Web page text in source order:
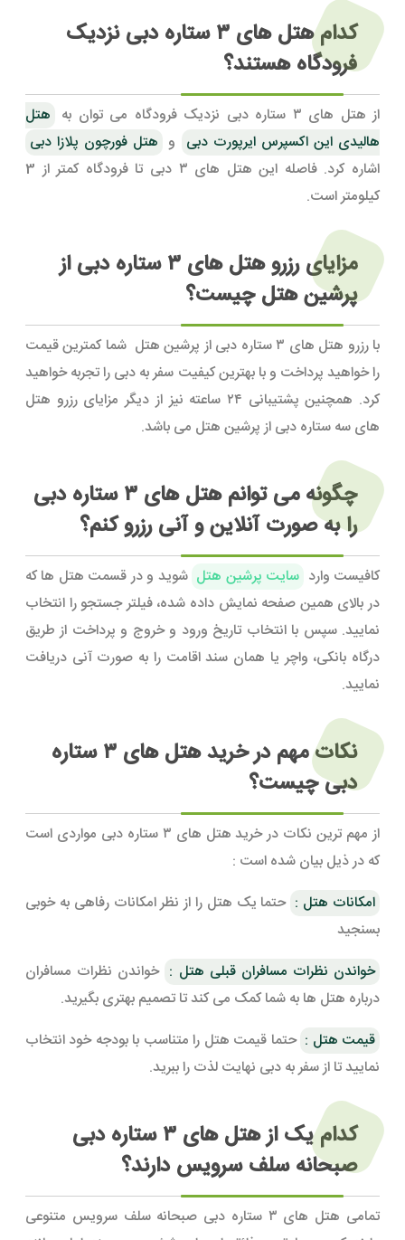
کدام هتل های ۳ ستاره دبی نزدیک
فرودگاه هستند؟
از هتل های ۳ ستاره دبی نزدیک فرودگاه می توان به
هتل
هالیدی این اکسپرس ایرپورت دبی و هتل فورچون پلازا دبی
اشاره کرد. فاصله این هتل های ۳ دبی تا فرودگاه کمتر از 3
کیلومتر است.
مزایای رزرو هتل های ۳ ستاره دبی از
پرشین هتل چیست؟
با رزرو هتل های ۳ ستاره دبی از پرشین هتل شما کمترین قیمت
را خواهید پرداخت و با بهترین کیفیت سفر به دبی را تجربه خواهید
کرد. همچنین پشتیبانی ۲۴ ساعته نیز از دیگر مزایای رزرو هتل
های سه ستاره دبی از پرشین هتل می باشد.
چگونه می توانم هتل های ۳ ستاره دبی
را به صورت آنلاین و آنی رزرو کنم؟
کافیست وارد سایت پرشین هتل شوید و در قسمت هتل ها که
در بالای همین صفحه نمایش داده شده، فیلتر جستجو را انتخاب
نمایید. سپس با انتخاب تاریخ ورود و خروج و پرداخت از طریق
درگاه بانکی، واچر یا همان سند اقامت را به صورت آنی دریافت
نمایید.
نکات مهم در خرید هتل های ۳ ستاره
دبی چیست؟
از مهم ترین نکات در خرید هتل های ۳ ستاره دبی مواردی است
که در ذیل بیان شده است :
امکانات هتل : حتما یک هتل را از نظر امکانات رفاهی به خوبی
بسنجید
خواندن نظرات مسافران قبلی هتل : خواندن نظرات مسافران
درباره هتل ها به شما کمک می کند تا تصمیم بهتری بگیرید.
قیمت هتل : حتما قیمت هتل را متناسب با بودجه خود انتخاب
نمایید تا از سفر به دبی نهایت لذت را ببرید.
کدام یک از هتل های ۳ ستاره دبی
صبحانه سلف سرویس دارند؟
تمامی هتل های ۳ ستاره دبی صبحانه سلف سرویس متنوعی